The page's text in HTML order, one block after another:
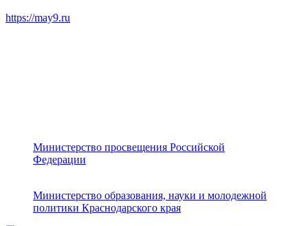
https://may9.ru
Министерство просвещения Российской
Федерации
Министерство образования, науки и молодежной
политики Краснодарского края